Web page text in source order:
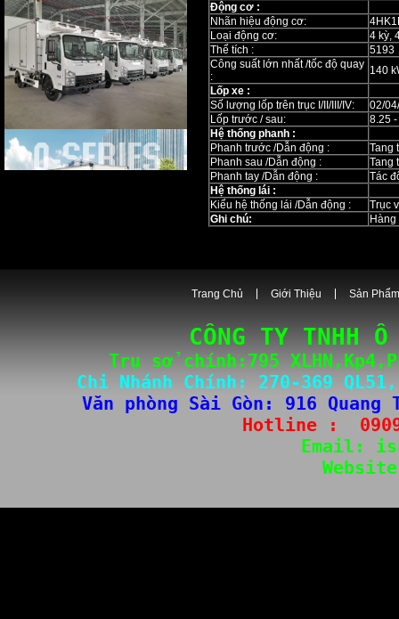
Động cơ :
Nhãn hiệu động cơ:
Loại động cơ:
4 kỳ,
Thể tích :
Công suất lớn nhất /tốc độ quay
:
140
Lốp xe :
Số lượng lốp trên trục I/II/III/IV:
02/
Lốp trước / sau:
8.25
Hệ thống phanh :
Phanh trước /Dẫn động :
Tang
Phanh sau /Dẫn động :
Tang
Phanh tay /Dẫn động :
Tác
Hệ thống lái :
Kiểu hệ thống lái /Dẫn động :
Trục
Ghi chú:
Trang Chủ Giới Thiệu Sản Phẩm
CÔNG TY TNHH
Trụ sở chính:795
Chi Nhánh Chính: 270-369
Văn phòng Sài Gòn : 916 Quang
Hotline :
Email: